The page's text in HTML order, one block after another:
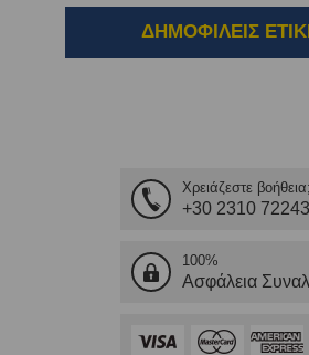
ΔΗΜΟΦΙΛΕΙΣ
Χρειάζεστε βοήθεια;
+30 2310
100%
Ασφάλεια